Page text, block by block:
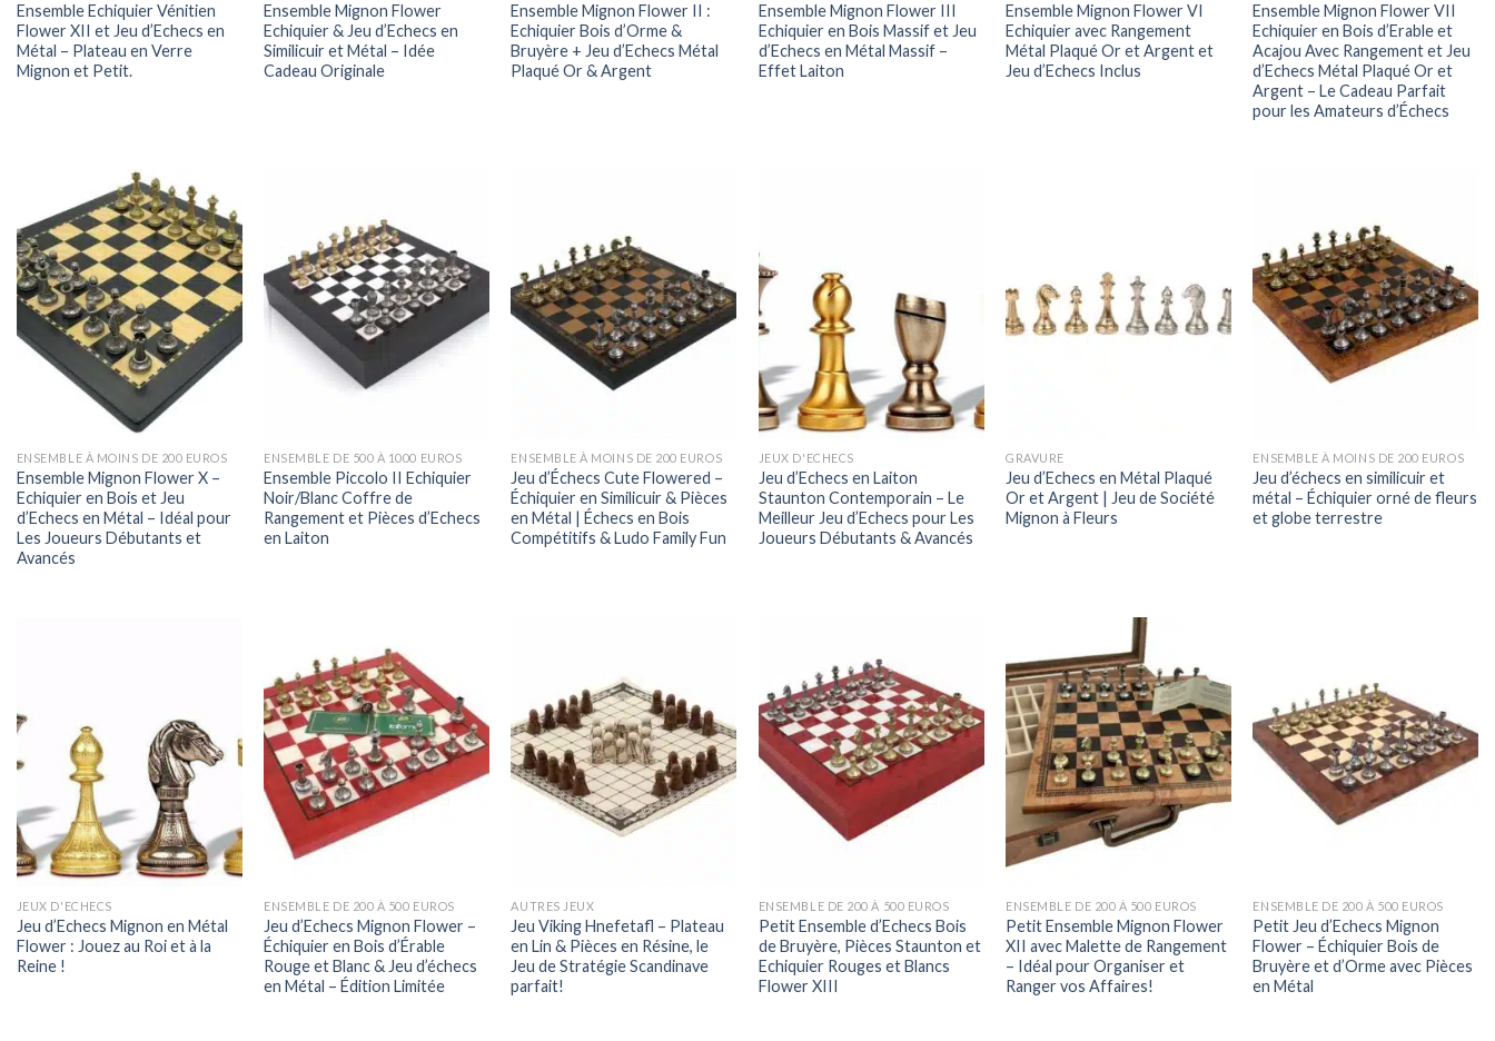
Ensemble Echiquier Vénitien
Flower XII et Jeu d’Echecs en
Métal – Plateau en Verre
Mignon et Petit.
Ensemble Mignon Flower
Echiquier & Jeu d’Echecs en
Similicuir et Métal – Idée
Cadeau Originale
Ensemble Mignon Flower II :
Echiquier Bois d’Orme &
Bruyère + Jeu d’Echecs Métal
Plaqué Or & Argent
Ensemble Mignon Flower III
Echiquier en Bois Massif et Jeu
d’Echecs en Métal Massif –
Effet Laiton
Ensemble Mignon Flower VI
Echiquier avec Rangement
Métal Plaqué Or et Argent et
Jeu d’Echecs Inclus
Ensemble Mignon Flower VII
Echiquier en Bois d’Erable et
Acajou Avec Rangement et Jeu
d’Echecs Métal Plaqué Or et
Argent – Le Cadeau Parfait
pour les Amateurs d’Échecs
ENSEMBLE À MOINS DE 200 EUROS
Ensemble Mignon Flower X –
Echiquier en Bois et Jeu
d’Echecs en Métal – Idéal pour
Les Joueurs Débutants et
Avancés
ENSEMBLE DE 500 À 1000 EUROS
Ensemble Piccolo II Echiquier
Noir/Blanc Coffre de
Rangement et Pièces d’Echecs
en Laiton
ENSEMBLE À MOINS DE 200 EUROS
Jeu d’Échecs Cute Flowered –
Échiquier en Similicuir & Pièces
en Métal | Échecs en Bois
Compétitifs & Ludo Family Fun
JEUX D'ECHECS
Jeu d’Echecs en Laiton
Staunton Contemporain – Le
Meilleur Jeu d’Echecs pour Les
Joueurs Débutants & Avancés
GRAVURE
Jeu d’Echecs en Métal Plaqué
Or et Argent | Jeu de Société
Mignon à Fleurs
ENSEMBLE À MOINS DE 200 EUROS
Jeu d’échecs en similicuir et
métal – Échiquier orné de fleurs
et globe terrestre
JEUX D'ECHECS
Jeu d’Echecs Mignon en Métal
Flower : Jouez au Roi et à la
Reine !
ENSEMBLE DE 200 À 500 EUROS
Jeu d’Echecs Mignon Flower –
Échiquier en Bois d’Érable
Rouge et Blanc & Jeu d’échecs
en Métal – Édition Limitée
AUTRES JEUX
Jeu Viking Hnefetafl – Plateau
en Lin & Pièces en Résine, le
Jeu de Stratégie Scandinave
parfait!
ENSEMBLE DE 200 À 500 EUROS
Petit Ensemble d’Echecs Bois
de Bruyère, Pièces Staunton et
Echiquier Rouges et Blancs
Flower XIII
ENSEMBLE DE 200 À 500 EUROS
Petit Ensemble Mignon Flower
XII avec Malette de Rangement
– Idéal pour Organiser et
Ranger vos Affaires!
ENSEMBLE DE 200 À 500 EUROS
Petit Jeu d’Echecs Mignon
Flower – Échiquier Bois de
Bruyère et d’Orme avec Pièces
en Métal